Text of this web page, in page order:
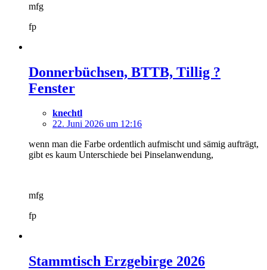
mfg
fp
Donnerbüchsen, BTTB, Tillig ?
Fenster
knechtl
22. Juni 2026 um 12:16
wenn man die Farbe ordentlich aufmischt und sämig aufträgt,
gibt es kaum Unterschiede bei Pinselanwendung,
mfg
fp
Stammtisch Erzgebirge 2026